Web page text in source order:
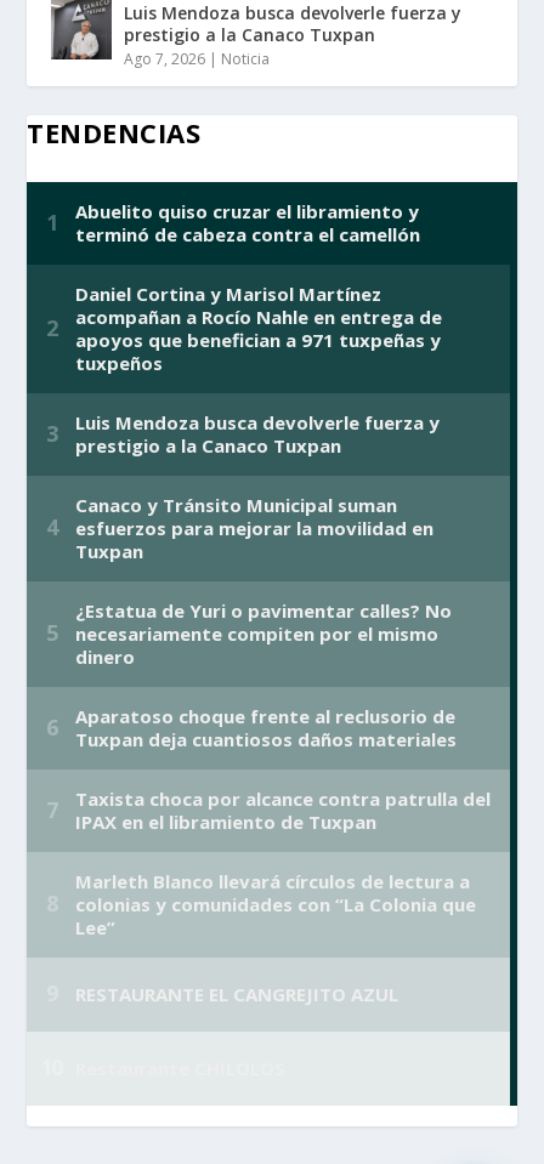
Luis Mendoza busca devolverle fuerza y
prestigio a la Canaco Tuxpan
Ago 7, 2026 | Noticia
TENDENCIAS